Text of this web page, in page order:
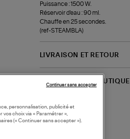
Puissance : 1500 W.
Réservoir d'eau : 90 ml.
Chauffe en 25 secondes.
(ref-STEAMBLA)
LIVRAISON ET RETOUR
DISPONIBILITÉ BOUTIQUE
personnalisation, publicité et
choix via « Paramétrer »,
(« Continuer sans accepter »).
Continuer sans accepter